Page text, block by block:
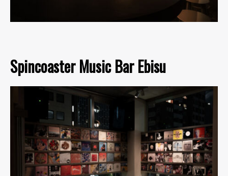
Spincoaster Music Bar Ebisu